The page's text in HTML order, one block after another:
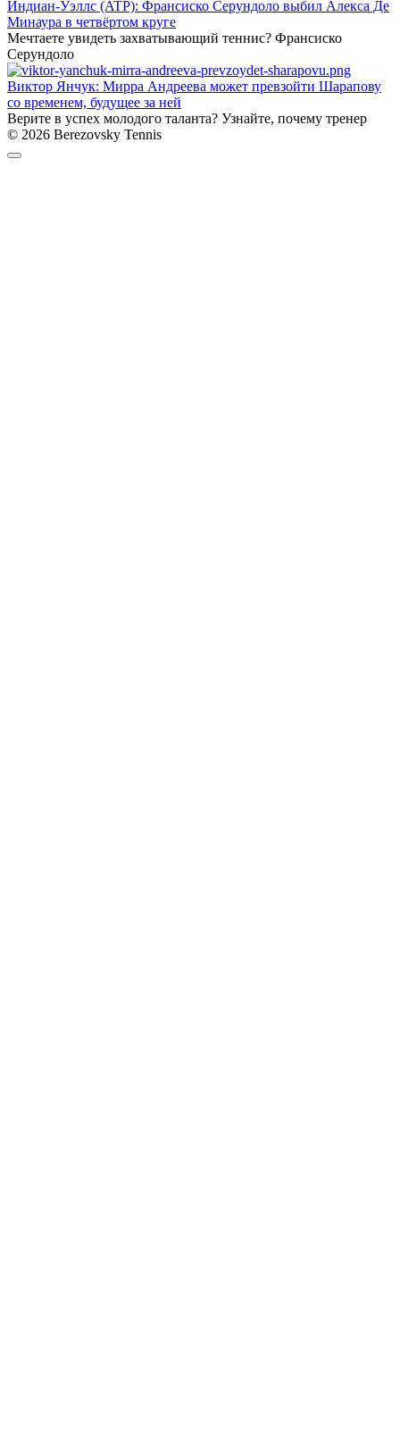
Индиан-Уэллс (ATP): Франсиско Серундоло выбил Алекса Де
Минаура в четвёртом круге
Мечтаете увидеть захватывающий теннис? Франсиско
Серундоло
Виктор Янчук: Мирра Андреева может превзойти Шарапову
со временем, будущее за ней
Верите в успех молодого таланта? Узнайте, почему тренер
© 2026 Berezovsky Tennis